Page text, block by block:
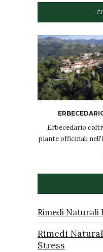
Erbecedario
piante officinali
Rimedi Naturali
Rimedi
Stress